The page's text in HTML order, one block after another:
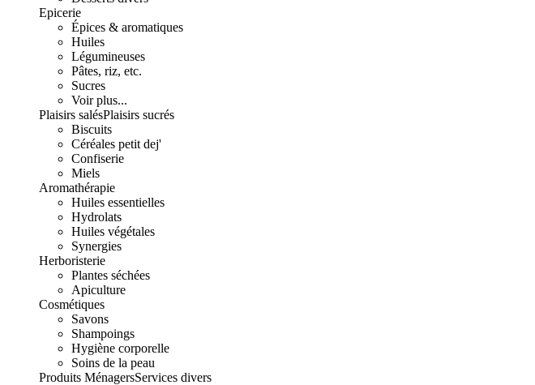
Epicerie
Épices & aromatiques
Huiles
Légumineuses
Pâtes, riz, etc.
Sucres
Voir plus...
Plaisirs salésPlaisirs sucrés
Biscuits
Céréales petit dej'
Confiserie
Miels
Aromathérapie
Huiles essentielles
Hydrolats
Huiles végétales
Synergies
Herboristerie
Plantes séchées
Apiculture
Cosmétiques
Savons
Shampoings
Hygiène corporelle
Soins de la peau
Produits MénagersServices divers